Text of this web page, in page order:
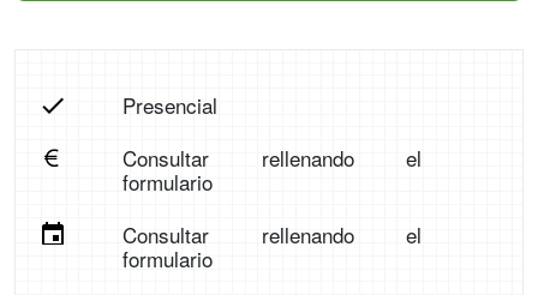
Presencial
Consultar rellenando el
formulario
Consultar rellenando el
formulario